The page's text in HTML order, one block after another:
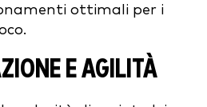
ottimali per i
E AGILITÀ